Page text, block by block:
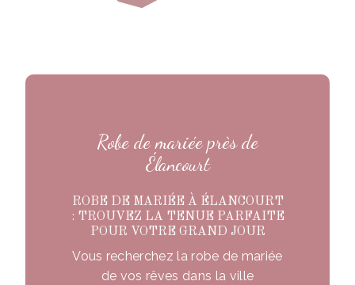
Robe de mariée près de
Élancourt
ROBE DE MARIÉE À ÉLANCOURT
: TROUVEZ LA TENUE PARFAITE
POUR VOTRE GRAND JOUR
Vous recherchez la robe de mariée
de vos rêves dans la ville